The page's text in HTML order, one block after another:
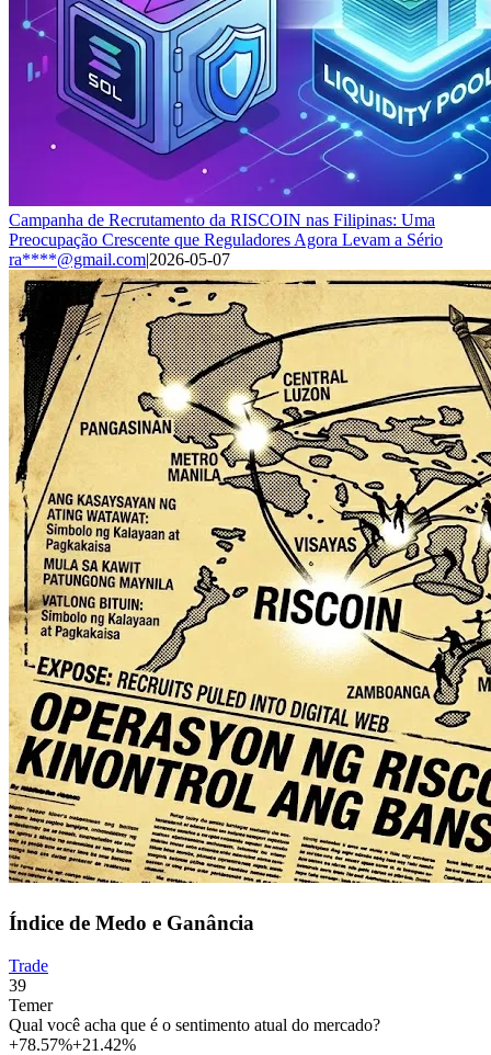
Campanha de Recrutamento da RISCOIN nas Filipinas: Uma
Preocupação Crescente que Reguladores Agora Levam a Sério
ra****@gmail.com|2026-05-07
Índice de Medo e Ganância
Trade
39
Temer
Qual você acha que é o sentimento atual do mercado?
+78.57%+21.42%